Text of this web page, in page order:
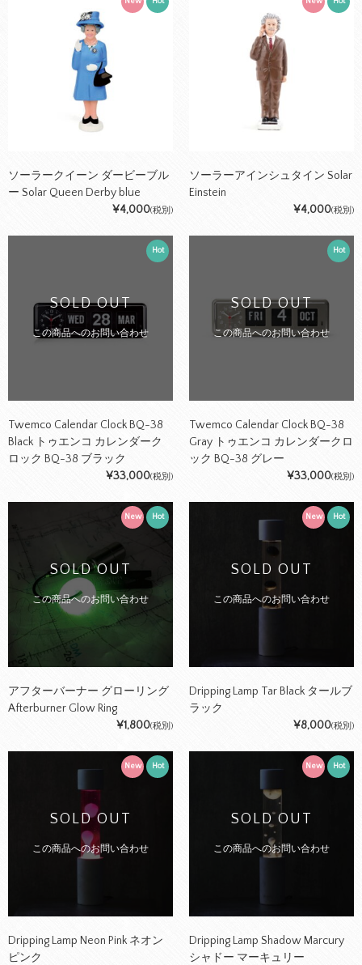
ソーラークイーン ダービーブル
ー Solar Queen Derby blue
¥4,000(税別)
ソーラーアインシュタイン Solar
Einstein
¥4,000(税別)
SOLD OUT
この商品へのお問い合わせ
Hot
Twemco Calendar Clock BQ-38
Black トゥエンコ カレンダーク
ロック BQ-38 ブラック
¥33,000(税別)
SOLD OUT
この商品へのお問い合わせ
Hot
Twemco Calendar Clock BQ-38
Gray トゥエンコ カレンダークロ
ック BQ-38 グレー
¥33,000(税別)
SOLD OUT
この商品へのお問い合わせ
New Hot
アフターバーナー グローリング
Afterburner Glow Ring
¥1,800(税別)
SOLD OUT
この商品へのお問い合わせ
New Hot
Dripping Lamp Tar Black タールブ
ラック
¥8,000(税別)
SOLD OUT
この商品へのお問い合わせ
New Hot
Dripping Lamp Neon Pink ネオン
ピンク
SOLD OUT
この商品へのお問い合わせ
New Hot
Dripping Lamp Shadow Marcury
シャドー マーキュリー